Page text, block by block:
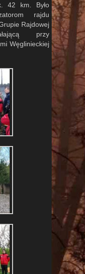
42 km. Było
rajdu
Rajdowej
przy
Węglinieckiej